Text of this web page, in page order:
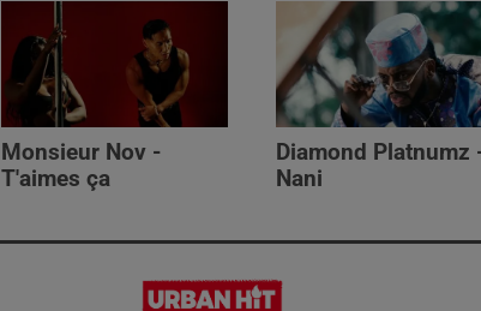
Monsieur Nov -
T'aimes ça
Diamond Platnumz
Nani